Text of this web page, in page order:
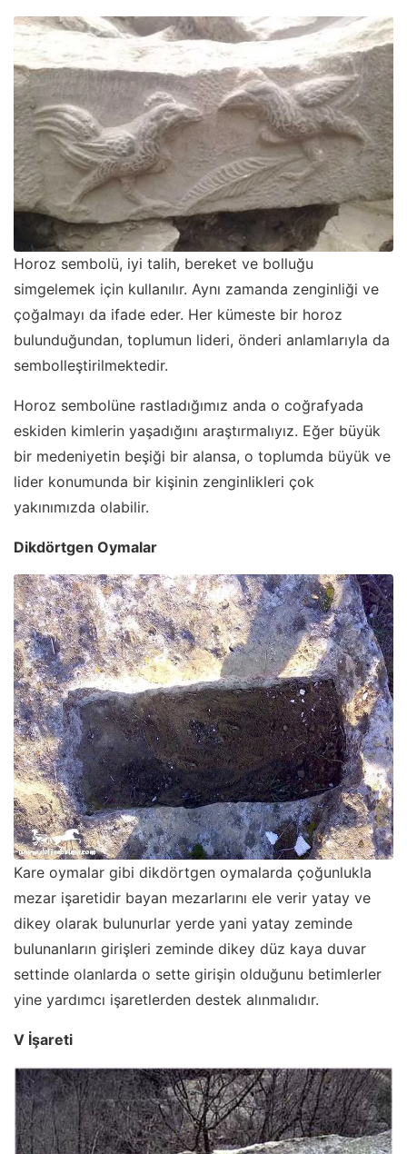
Horoz sembolü, iyi talih, bereket ve bolluğu
simgelemek için kullanılır. Aynı zamanda zenginliği ve
çoğalmayı da ifade eder. Her kümeste bir horoz
bulunduğundan, toplumun lideri, önderi anlamlarıyla da
sembolleştirilmektedir.
Horoz sembolüne rastladığımız anda o coğrafyada
eskiden kimlerin yaşadığını araştırmalıyız. Eğer büyük
bir medeniyetin beşiği bir alansa, o toplumda büyük ve
lider konumunda bir kişinin zenginlikleri çok
yakınımızda olabilir.
Dikdörtgen Oymalar
Kare oymalar gibi dikdörtgen oymalarda çoğunlukla
mezar işaretidir bayan mezarlarını ele verir yatay ve
dikey olarak bulunurlar yerde yani yatay zeminde
bulunanların girişleri zeminde dikey düz kaya duvar
settinde olanlarda o sette girişin olduğunu betimlerler
yine yardımcı işaretlerden destek alınmalıdır.
V İşareti